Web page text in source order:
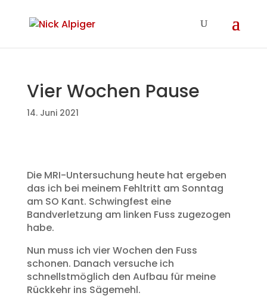
Vier Wochen Pause
14. Juni 2021
Die MRI-Untersuchung heute hat ergeben
das ich bei meinem Fehltritt am Sonntag
am SO Kant. Schwingfest eine
Bandverletzung am linken Fuss zugezogen
habe.
Nun muss ich vier Wochen den Fuss
schonen. Danach versuche ich
schnellstmöglich den Aufbau für meine
Rückkehr ins Sägemehl.